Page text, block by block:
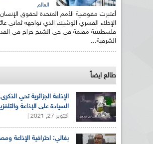
العالم
أعتبرت مفوضية الأمم المتحدة لحقوق
الإخلاء القسري الوشيك الذي تواجهه ثماني
فلسطينية مقيمة في حي الشيخ جراح في
الشرقية...
طالع ايضاً
السيادة على الإذاعة
أكتوبر 27, 2021 |
بغالي: احترافية الإذاعة